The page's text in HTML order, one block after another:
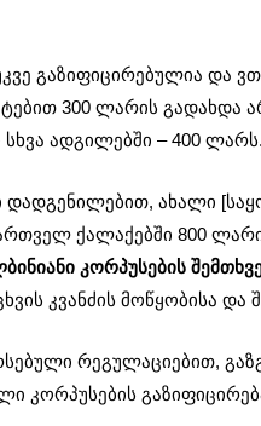
გაზიფიცირებულია და
300 ლარის
ადგილებში – 400 ლარს.
დადგენილებით, ახალი
ქალაქებში 800
კორპუსების
კვანძის მოწყობისა და
რეგულაციებით,
კორპუსების